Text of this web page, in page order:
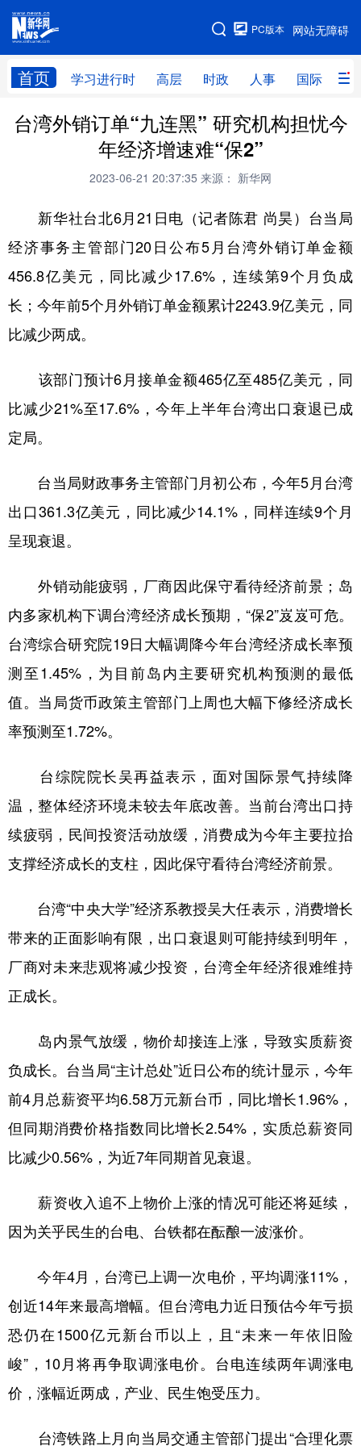
网站无障碍
PC版本
首页 学习进行时 高层 时政 人事 国际 财
网站地图
学习进行时 高层 时政 人事
财经 网评
全球连线
科技 科创 量子 体育
文化 书画 健康 军事
法律
学术中国 乡村振兴 银龄 溯源中国
公益 一带一路 亚太网 上市公司
地方频道
北京 天津 河北 山西
浙江 安徽 福建 江西
山东
四川 贵州 云南 西藏
陕西 甘肃 青海 宁夏
新疆 内蒙古 黑龙江
English Español Français عربى
台湾外销订单“九连黑” 研究机构担忧今
年经济增速难“保2”
2023-06-21 20:37:35 来源： 新华网
新华社台北6月21日电（记者陈君 尚昊）台当局
经济事务主管部门20日公布5月台湾外销订单金额
456.8亿美元，同比减少17.6%，连续第9个月负成
长；今年前5个月外销订单金额累计2243.9亿美元，同
比减少两成。
该部门预计6月接单金额465亿至485亿美元，同
比减少21%至17.6%，今年上半年台湾出口衰退已成
定局。
台当局财政事务主管部门月初公布，今年5月台湾
出口361.3亿美元，同比减少14.1%，同样连续9个月
呈现衰退。
外销动能疲弱，厂商因此保守看待经济前景；岛
内多家机构下调台湾经济成长预期，“保2”岌岌可危。
台湾综合研究院19日大幅调降今年台湾经济成长率预
测至1.45%，为目前岛内主要研究机构预测的最低
值。当局货币政策主管部门上周也大幅下修经济成长
率预测至1.72%。
台综院院长吴再益表示，面对国际景气持续降
温，整体经济环境未较去年底改善。当前台湾出口持
续疲弱，民间投资活动放缓，消费成为今年主要拉抬
支撑经济成长的支柱，因此保守看待台湾经济前景。
台湾“中央大学”经济系教授吴大任表示，消费增长
带来的正面影响有限，出口衰退则可能持续到明年，
厂商对未来悲观将减少投资，台湾全年经济很难维持
正成长。
岛内景气放缓，物价却接连上涨，导致实质薪资
负成长。台当局“主计总处”近日公布的统计显示，今年
前4月总薪资平均6.58万元新台币，同比增长1.96%，
但同期消费价格指数同比增长2.54%，实质总薪资同
比减少0.56%，为近7年同期首见衰退。
薪资收入追不上物价上涨的情况可能还将延续，
因为关乎民生的台电、台铁都在酝酿一波涨价。
今年4月，台湾已上调一次电价，平均调涨11%，
创近14年来最高增幅。但台湾电力近日预估今年亏损
恐仍在1500亿元新台币以上，且“未来一年依旧险
峻”，10月将再争取调涨电价。台电连续两年调涨电
价，涨幅近两成，产业、民生饱受压力。
台湾铁路上月向当局交通主管部门提出“合理化票